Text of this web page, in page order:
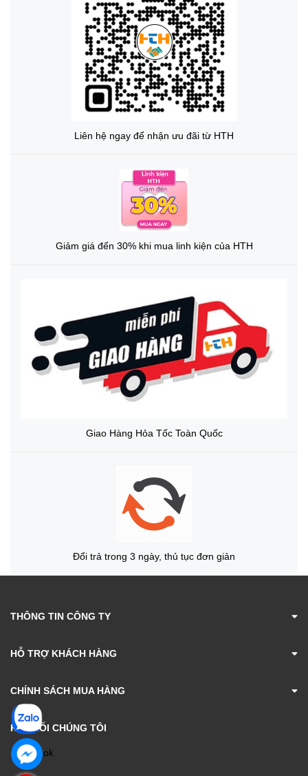
Liên hệ ngay để nhận ưu đãi từ HTH
Giảm giá đến 30% khi mua linh kiện của HTH
Giao Hàng Hỏa Tốc Toàn Quốc
Đổi trả trong 3 ngày, thủ tục đơn giản
THÔNG TIN CÔNG TY
HỖ TRỢ KHÁCH HÀNG
CHÍNH SÁCH MUA HÀNG
KẾT NỐI CHÚNG TÔI
Facebook